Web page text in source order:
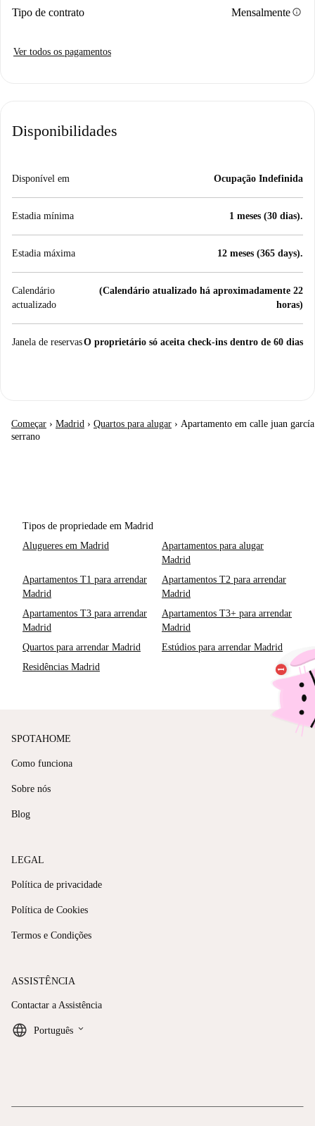
Tipo de contrato Mensalmenteinfo
Ver todos os pagamentos
Disponibilidades
Disponível em Ocupação Indefinida
Estadia mínima 1 meses (30 dias).
Estadia máxima 12 meses (365 days).
Calendário
actualizado
(Calendário atualizado há aproximadamente 22
horas)
Janela de reservasO proprietário só aceita check-ins dentro de 60 dias
Começar › Madrid › Quartos para alugar › Apartamento em calle juan garcía
serrano
Tipos de propriedade em Madrid
Alugueres em Madrid
Apartamentos para alugar
Madrid
Apartamentos T1 para arrendar
Madrid
Apartamentos T2 para arrendar
Madrid
Apartamentos T3 para arrendar
Madrid
Apartamentos T3+ para arrendar
Madrid
Quartos para arrendar Madrid
Estúdios para arrendar Madrid
Residências Madrid
SPOTAHOME
Como funciona
Sobre nós
Blog
LEGAL
Política de privacidade
Política de Cookies
Termos e Condições
ASSISTÊNCIA
Contactar a Assistência
Português keyboard_arrow_down